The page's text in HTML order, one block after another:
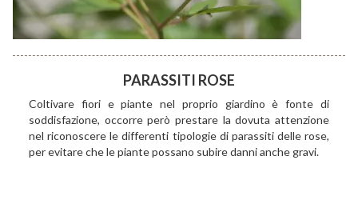
PARASSITI ROSE
Coltivare fiori e piante nel proprio giardino è fonte di
soddisfazione, occorre però prestare la dovuta attenzione
nel riconoscere le differenti tipologie di parassiti delle rose,
per evitare che le piante possano subire danni anche gravi.